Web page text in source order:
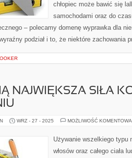
chłopiec może bawić się
samochodami oraz do
– polecamy domenę wyprawka dla
podział i to, że niektóre zachowania
NAJWIĘKSZA SIŁA
WRZ - 27 - 2025 MOŻLIWOŚĆ
Używanie wszelkiego typu
włosów oraz całego ciała